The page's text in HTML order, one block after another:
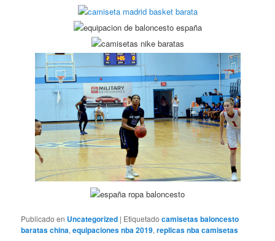
Publicado en Uncategorized | Etiquetado camisetas baloncesto
baratas china,equipaciones nba 2019,replicas nba camisetas